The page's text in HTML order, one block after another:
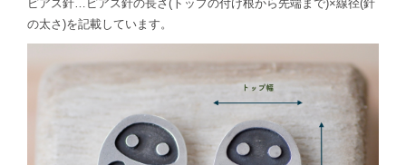
ピアス針…ピアス針の長さ(トップの付け根から先端まで)×線径(針
の太さ)を記載しています。